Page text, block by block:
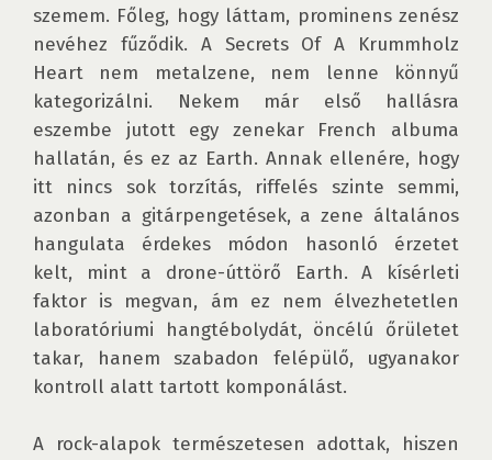
szemem. Főleg, hogy láttam, prominens zenész
nevéhez fűződik. A Secrets Of A Krummholz
Heart nem metalzene, nem lenne könnyű
kategorizálni. Nekem már első hallásra
eszembe jutott egy zenekar French albuma
hallatán, és ez az Earth. Annak ellenére, hogy
itt nincs sok torzítás, riffelés szinte semmi,
azonban a gitárpengetések, a zene általános
hangulata érdekes módon hasonló érzetet
kelt, mint a drone-úttörő Earth. A kísérleti
faktor is megvan, ám ez nem élvezhetetlen
laboratóriumi hangtébolydát, öncélú őrületet
takar, hanem szabadon felépülő, ugyanakor
kontroll alatt tartott komponálást.
A rock-alapok természetesen adottak, hiszen